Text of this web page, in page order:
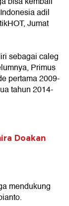
adil
Jumat
sebagai caleg
Primus
pertama 2009-
tahun 2014-
Doakan
mendukung